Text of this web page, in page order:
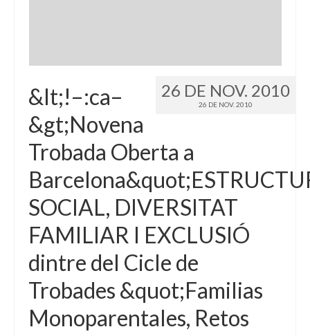
26 DE NOV. 2010
26 DE NOV. 2010
&lt;!–:ca–
&gt;Novena
Trobada Oberta a
SOCIAL, DIVERSITAT
FAMILIAR I EXCLUSIÓ
dintre del Cicle de
Trobades &quot;Familias
Monoparentales, Retos